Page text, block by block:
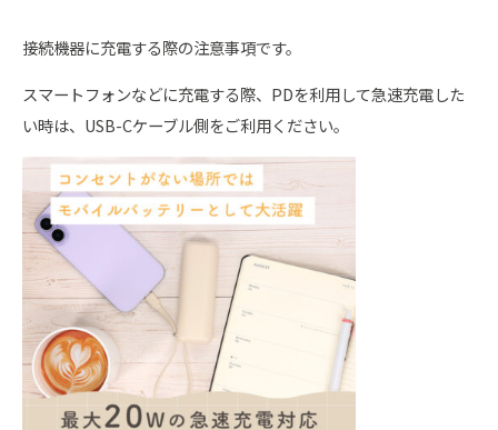
接続機器に充電する際の注意事項です。
スマートフォンなどに充電する際、PDを利用して急速充電した
い時は、USB-Cケーブル側をご利用ください。